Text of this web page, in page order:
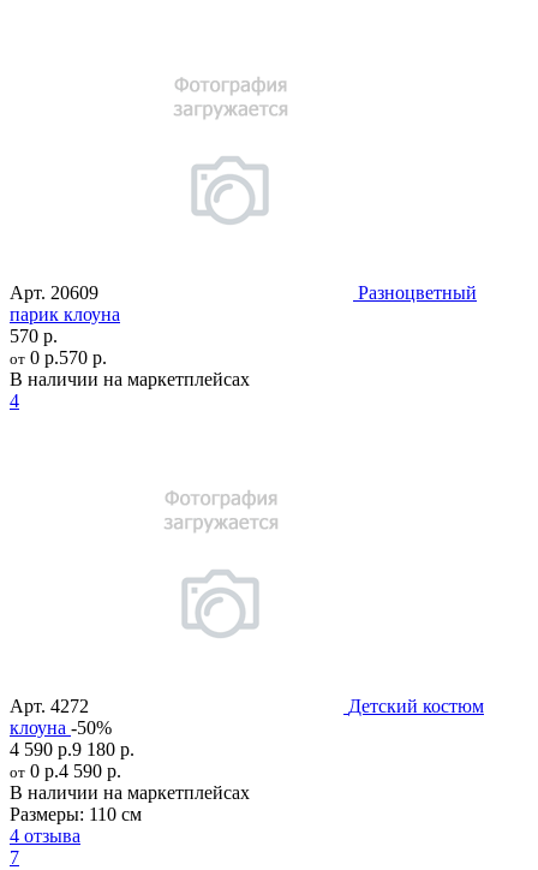
Арт. 20609
Разноцветный
парик клоуна
570 р.
от 0 р.570 р.
В наличии на маркетплейсах
4
Арт. 4272
Детский костюм
клоуна -50%
4 590 р.9 180 р.
от 0 р.4 590 р.
В наличии на маркетплейсах
Размеры: 110 см
4 отзыва
7